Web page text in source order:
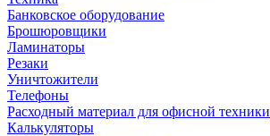
Банковское оборудование
Брошюровщики
Ламинаторы
Резаки
Уничтожители
Телефоны
Расходный материал для офисной техники
Калькуляторы